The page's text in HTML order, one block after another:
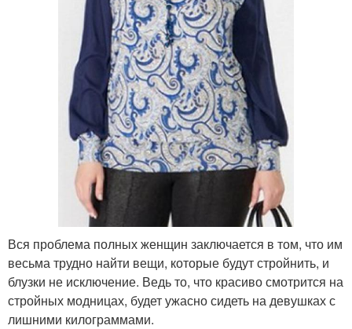
Вся проблема полных женщин заключается в том, что им
весьма трудно найти вещи, которые будут стройнить, и
блузки не исключение. Ведь то, что красиво смотрится на
стройных модницах, будет ужасно сидеть на девушках с
лишними килограммами.